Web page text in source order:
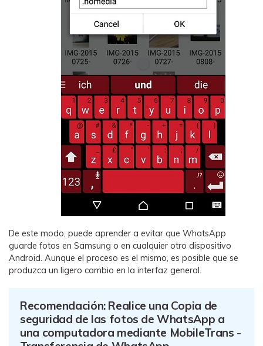
De este modo, puede aprender a evitar que WhatsApp
guarde fotos en Samsung o en cualquier otro dispositivo
Android. Aunque el proceso es el mismo, es posible que se
produzca un ligero cambio en la interfaz general.
Recomendación: Realice una Copia de
seguridad de las fotos de WhatsApp a
una computadora mediante MobileTrans -